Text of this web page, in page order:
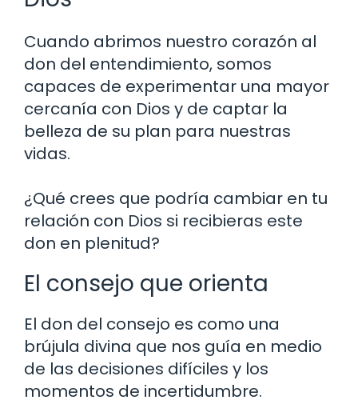
Cuando abrimos nuestro corazón al
don del entendimiento, somos
capaces de experimentar una mayor
cercanía con Dios y de captar la
belleza de su plan para nuestras
vidas.
¿Qué crees que podría cambiar en tu
relación con Dios si recibieras este
don en plenitud?
El consejo que orienta
El don del consejo es como una
brújula divina que nos guía en medio
de las decisiones difíciles y los
momentos de incertidumbre.